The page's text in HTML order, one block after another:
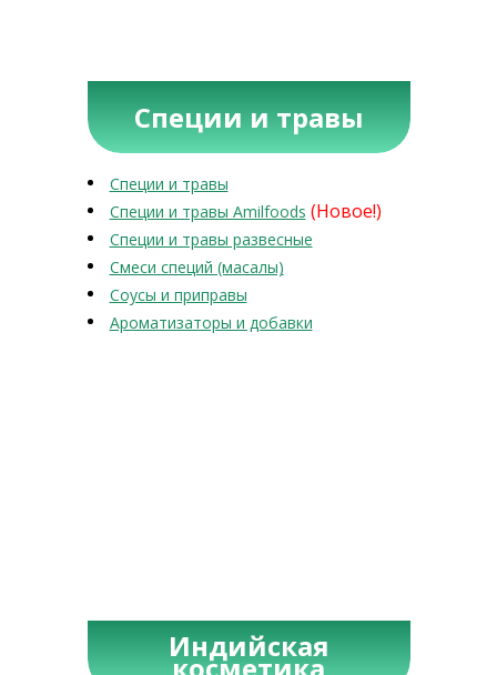
Специи и травы
Специи и травы
Специи и травы Amilfoods (Новое!)
Специи и травы развесные
Смеси специй (масалы)
Соусы и приправы
Ароматизаторы и добавки
Индийская